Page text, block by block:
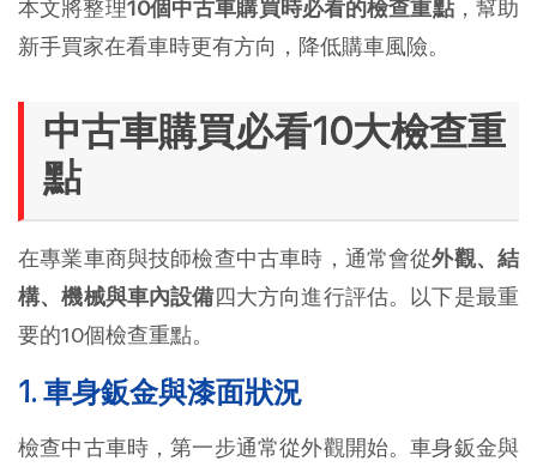
本文將整理10個中古車購買時必看的檢查重點，幫助
新手買家在看車時更有方向，降低購車風險。
中古車購買必看10大檢查重
點
在專業車商與技師檢查中古車時，通常會從外觀、結
構、機械與車內設備四大方向進行評估。以下是最重
要的10個檢查重點。
1. 車身鈑金與漆面狀況
檢查中古車時，第一步通常從外觀開始。車身鈑金與